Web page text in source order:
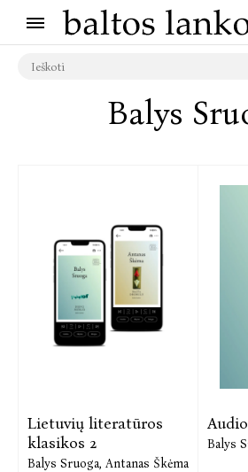
Balys
Lietuvių literatūros
klasikos 2
Balys Sruoga, Antanas Škėma
Balys